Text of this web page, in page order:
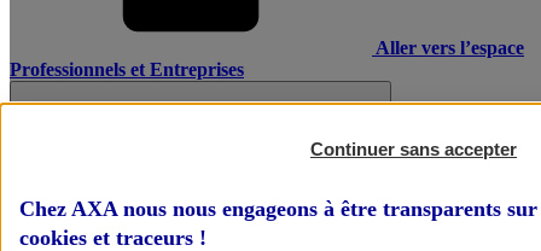
Aller vers l’espace
Professionnels et Entreprises
Continuer sans accepter
Chez AXA nous nous engageons à être transparents
cookies et traceurs !